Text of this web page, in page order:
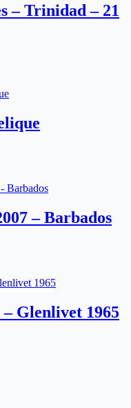
– Trinidad – 21
– Barbados
Glenlivet 1965